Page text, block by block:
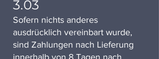
3.03
Sofern nichts anderes
ausdrücklich vereinbart wurde,
sind Zahlungen nach Lieferung
innerhalb von 8 Tagen nach